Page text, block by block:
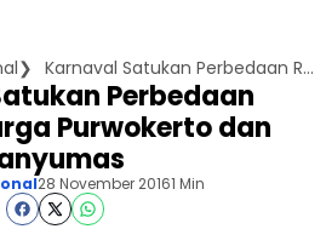
Karnaval Satukan Perbedaan Ratusan Warga Purwokerto dan Banyumas
Perbedaan
Purwokerto dan
28 November 20161 Min